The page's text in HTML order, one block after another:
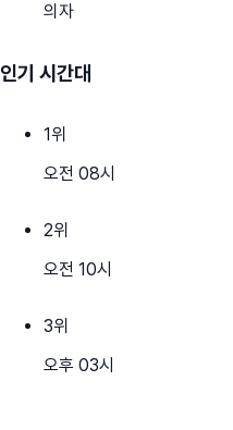
의자
인기 시간대
1위
오전 08시
2위
오전 10시
3위
오후 03시